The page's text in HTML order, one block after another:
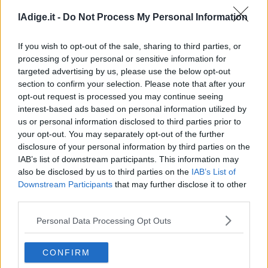
lAdige.it - Do Not Process My Personal Information
If you wish to opt-out of the sale, sharing to third parties, or
processing of your personal or sensitive information for
targeted advertising by us, please use the below opt-out
section to confirm your selection. Please note that after your
opt-out request is processed you may continue seeing
interest-based ads based on personal information utilized by
us or personal information disclosed to third parties prior to
your opt-out. You may separately opt-out of the further
disclosure of your personal information by third parties on the
IAB’s list of downstream participants. This information may
also be disclosed by us to third parties on the IAB’s List of
Downstream Participants that may further disclose it to other
Personal Data Processing Opt Outs
CONFIRM
Vallagarina
Non
Fiemme
Fassa
Giudicarie
Rendena
Alto
Adige
Südtirol
Dolomiti
Scattano i controlli rafforzati in Trentino,
quattro pregiudicati espulsi dall’Italia
I soggetti allontanati dal suolo nazionale erano ricercati
da altre questure. Altre 172 persone, di cui quattro
denunciate per vari reati, sono state identificate negli
ultimi giorni. Dopo i femminicidi di Rovereto, sono stati
integrati i servizi di controllo del territorio
ROVERETO
Omicidio di Iris Setti, l’assassino resta in